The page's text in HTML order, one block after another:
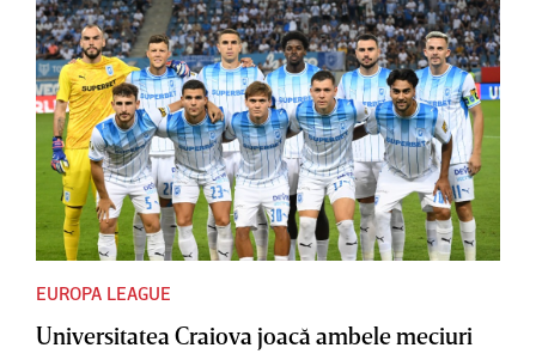
EUROPA LEAGUE
Universitatea Craiova joacă ambele meciuri